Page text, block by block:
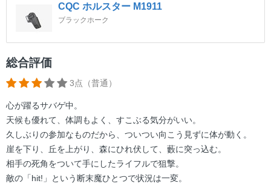
CQC ホルスター M1911
ブラックホーク
総合評価
3点（普通）
心が躍るサバゲ中。
天候も優れて、体調もよく、すこぶる気分がいい。
久しぶりの参加なものだから、ついつい向こう見ずに体が動く。
崖を下り、丘を上がり、森にひれ伏して、藪に突っ込む。
相手の死角をついて手にしたライフルで狙撃。
敵の「hit!」という断末魔ひとつで状況は一変。